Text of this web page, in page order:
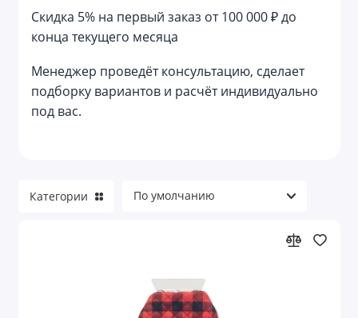
Скидка 5% на первый заказ от 100 000 ₽ до
конца текущего месяца
Менеджер проведёт консультацию, сделает
подборку вариантов и расчёт индивидуально
под вас.
Reviver
Welcome pack
Азартные игры
Аксессуары для велосипеда
Аксессуары для детей и игры
Аксессуары для торпеды и приборной
Категории